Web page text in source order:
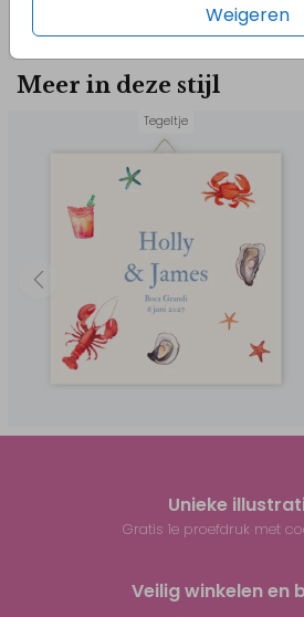
Weigeren
Meer in deze stijl
Tegeltje
Unieke
Gratis 1e proefdruk met
Veilig winkelen en